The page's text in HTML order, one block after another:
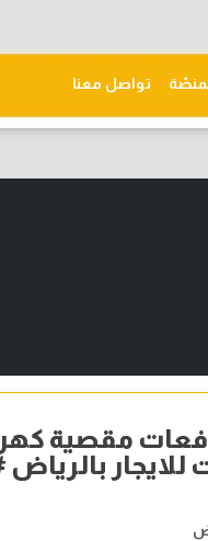
تواصل معنا
مقصية